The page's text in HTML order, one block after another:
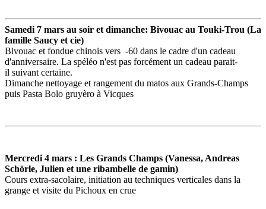
Samedi 7 mars au soir et dimanche: Bivouac au Touki-Trou (La
famille Saucy et cie)
Bivouac et fondue chinois vers -60 dans le cadre d'un cadeau
d'anniversaire. La spéléo n'est pas forcément un cadeau parait-
il suivant certaine.
Dimanche nettoyage et rangement du matos aux Grands-Champs
puis Pasta Bolo gruyèro à Vicques
Mercredi 4 mars : Les Grands Champs (Vanessa, Andreas
Schörle, Julien et une ribambelle de gamin)
Cours extra-sacolaire, initiation au techniques verticales dans la
grange et visite du Pichoux en crue